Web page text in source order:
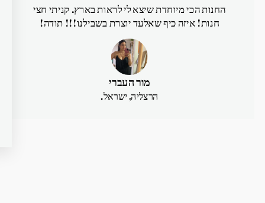
החנות הכי מיוחדת שיצא לי לראות בארץ. קניתי חצי
חנות! איזה כיף שאלעד יוצרת בשבילנו!!! תודה!
מור העברי
הרצליה, ישראל.